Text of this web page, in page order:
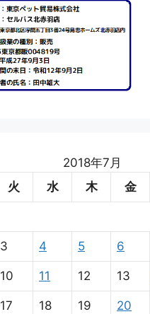
2018年7月
火 水 木 金
3 4 5 6
10 11 12 13
17 18 19 20